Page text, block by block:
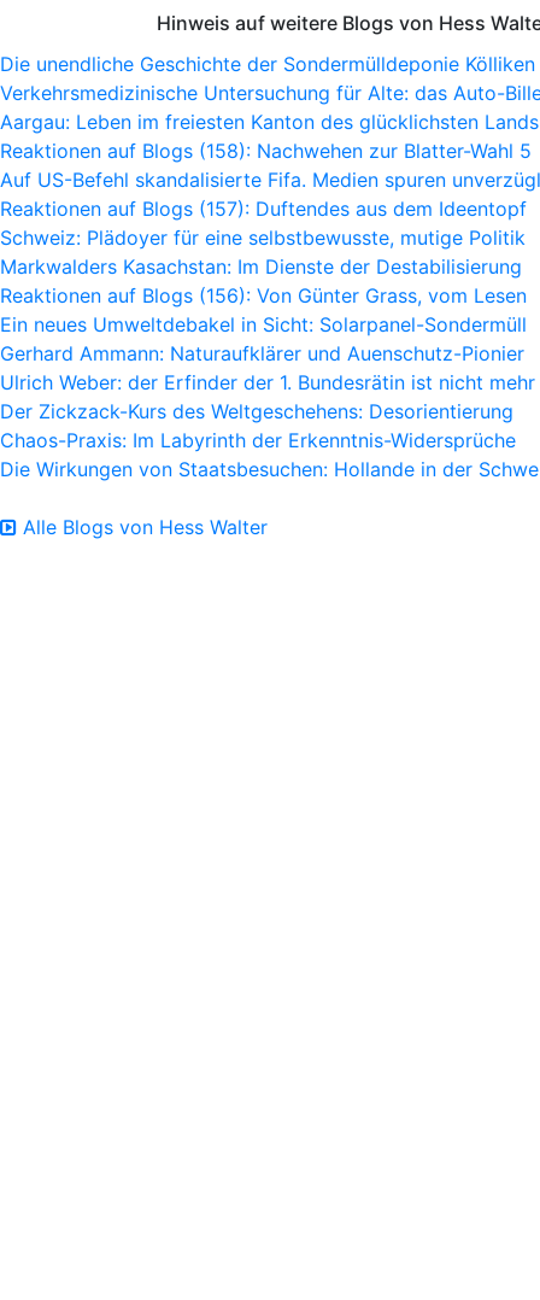
Hinweis auf weitere Blogs von Hess
Die unendliche Geschichte der Sondermülldeponie Kölliken
Verkehrsmedizinische Untersuchung für Alte: das Auto-
Aargau: Leben im freiesten Kanton des glücklichsten Lands
Reaktionen auf Blogs (158): Nachwehen zur Blatter-Wahl 5
Auf US-Befehl skandalisierte Fifa. Medien spuren
Reaktionen auf Blogs (157): Duftendes aus dem Ideentopf
Schweiz: Plädoyer für eine selbstbewusste, mutige Politik
Markwalders Kasachstan: Im Dienste der Destabilisierung
Reaktionen auf Blogs (156): Von Günter Grass, vom Lesen
Ein neues Umweltdebakel in Sicht: Solarpanel-Sondermüll
Gerhard Ammann: Naturaufklärer und Auenschutz-Pionier
Ulrich Weber: der Erfinder der 1. Bundesrätin ist nicht mehr
Der Zickzack-Kurs des Weltgeschehens: Desorientierung
Chaos-Praxis: Im Labyrinth der Erkenntnis-Widersprüche
Die Wirkungen von Staatsbesuchen: Hollande in der
Alle Blogs von Hess Walter